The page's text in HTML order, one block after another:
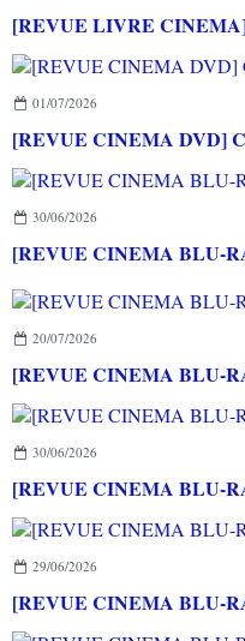
01/07/2026
[REVUE CINEMA DVD]
30/06/2026
[REVUE CINEMA BLU-
20/07/2026
[REVUE CINEMA BLU-
30/06/2026
[REVUE CINEMA BLU-
29/06/2026
[REVUE CINEMA BLU-